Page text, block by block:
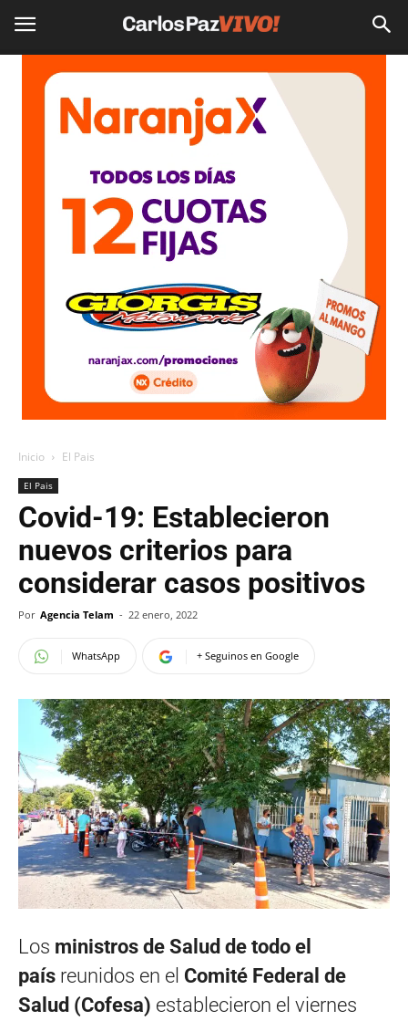
Inicio El Pais
El Pais
Covid-19: Establecieron
nuevos criterios para
considerar casos positivos
Por Agencia Telam - 22 enero, 2022
WhatsApp + Seguinos en Google
Los ministros de Salud de todo el
país reunidos en el Comité Federal de
Salud (Cofesa) establecieron el viernes